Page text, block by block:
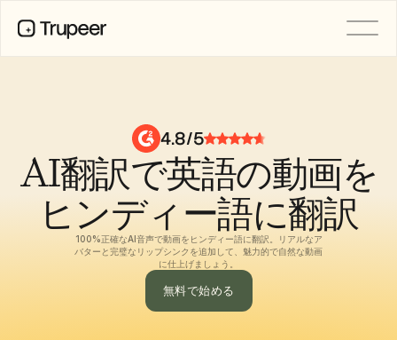
4.8/5
AI翻訳で英語の動画を
ヒンディー語に翻訳
100%正確なAI音声で動画をヒンディー語に翻訳。リアルなア
バターと完璧なリップシンクを追加して、魅力的で自然な動画
に仕上げましょう。
無料で始める
ナレッジベース
AIアバター
ブランドキット
共有ページ
AI画面録画
変革を起こすAIチャンピオン